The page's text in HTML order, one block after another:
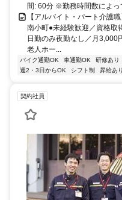
間: 60分 ※勤務時間数によっ
【アルバイト・パート介護
南小町●未経験歓迎／資格取
日勤のみ夜勤なし／月3,000
老人ホー...
バイク通勤OK 車通勤OK 研修あり
週2・3日からOK
シフト制 昇給あり
契約社員